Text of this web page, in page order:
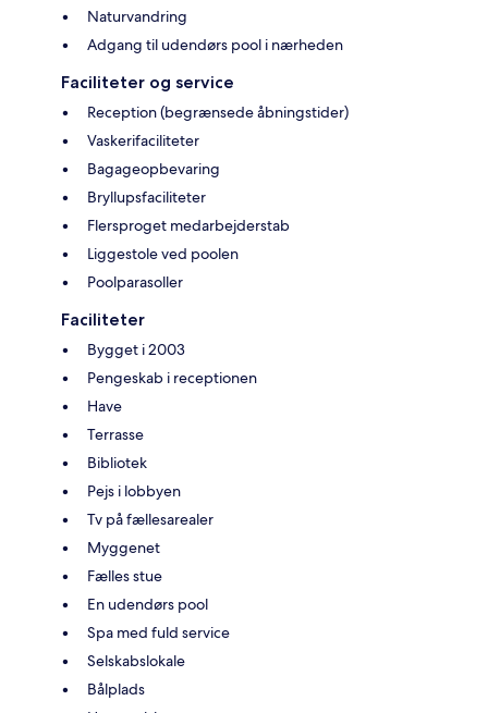
Naturvandring
Adgang til udendørs pool i nærheden
Faciliteter og service
Reception (begrænsede åbningstider)
Vaskerifaciliteter
Bagageopbevaring
Bryllupsfaciliteter
Flersproget medarbejderstab
Liggestole ved poolen
Poolparasoller
Faciliteter
Bygget i 2003
Pengeskab i receptionen
Have
Terrasse
Bibliotek
Pejs i lobbyen
Tv på fællesarealer
Myggenet
Fælles stue
En udendørs pool
Spa med fuld service
Selskabslokale
Bålplads